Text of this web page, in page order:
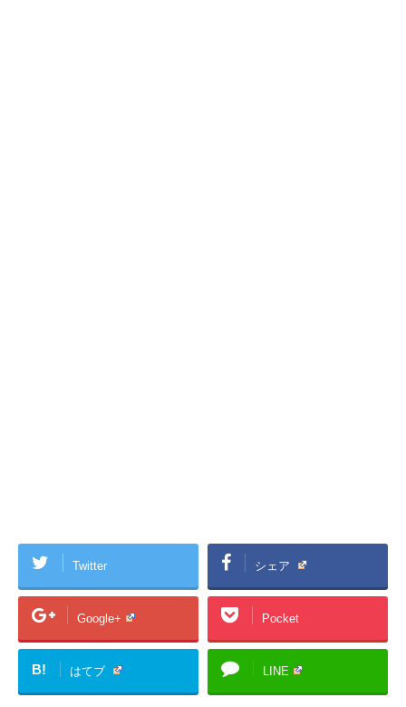
Twitter シェア
Google+ Pocket
B! はてブ LINE